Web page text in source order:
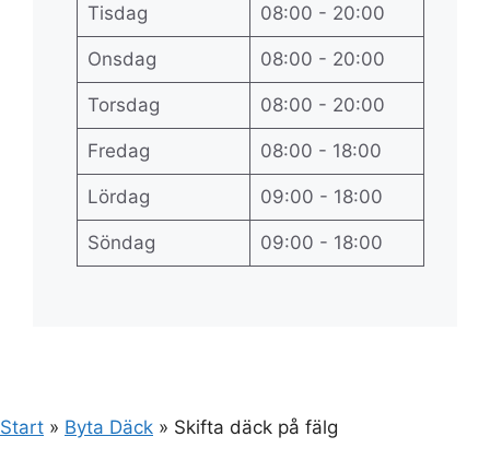
Tisdag 08:00 - 20:00
Onsdag 08:00 - 20:00
Torsdag 08:00 - 20:00
Fredag 08:00 - 18:00
Lördag 09:00 - 18:00
Söndag 09:00 - 18:00
Start » Byta Däck » Skifta däck på fälg